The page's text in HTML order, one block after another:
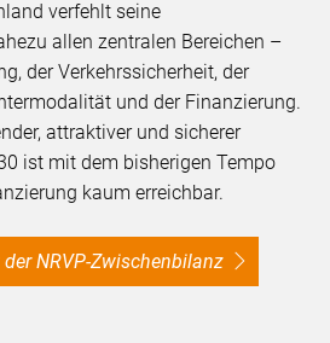
verfehlt seine
allen zentralen Bereichen –
der Verkehrssicherheit, der
und der Finanzierung.
attraktiver und sicherer
ist mit dem bisherigen Tempo
kaum erreichbar.
der NRVP-Zwischenbilanz